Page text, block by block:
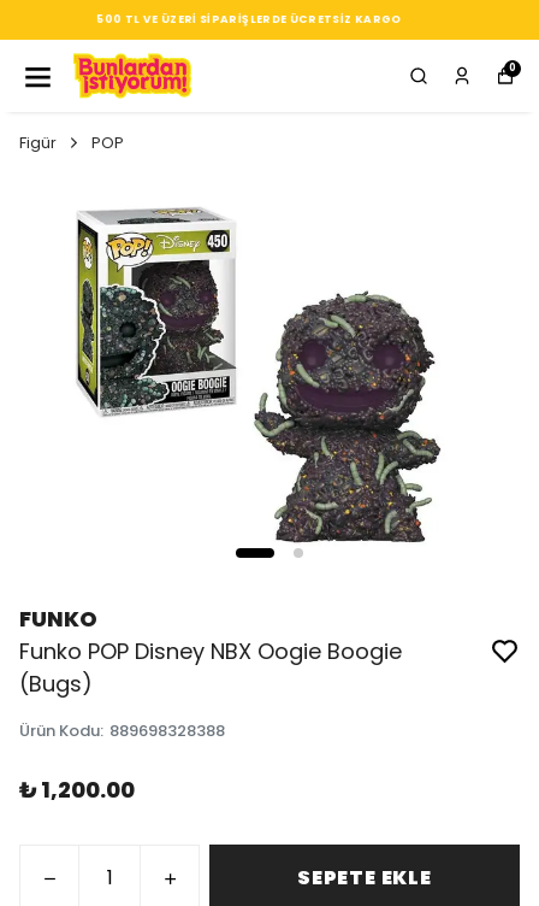
SEÇTIĞIN HER ÜRÜN, TARZINA DAIR KÜÇÜK BIR IMZA
0
Figür POP
FUNKO
Funko POP Disney NBX Oogie Boogie
(Bugs)
Ürün Kodu: 889698328388
₺ 1,200.00
SEPETE EKLE